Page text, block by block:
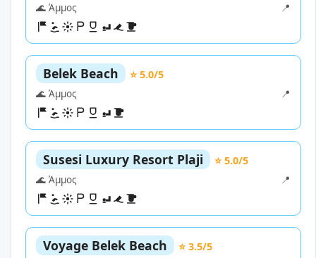
🌊 Άμμος
📍
Belek Beach
⭐ 5.0/5
🌊 Άμμος
📍
Susesi Luxury Resort Plaji
⭐ 5.0/5
🌊 Άμμος
📍
Voyage Belek Beach
⭐ 3.5/5